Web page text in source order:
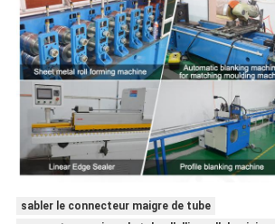
sabler le connecteur maigre de tube